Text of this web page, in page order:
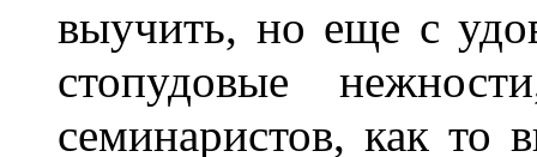
выучить, но еще с
стопудовые
семинаристов, как то